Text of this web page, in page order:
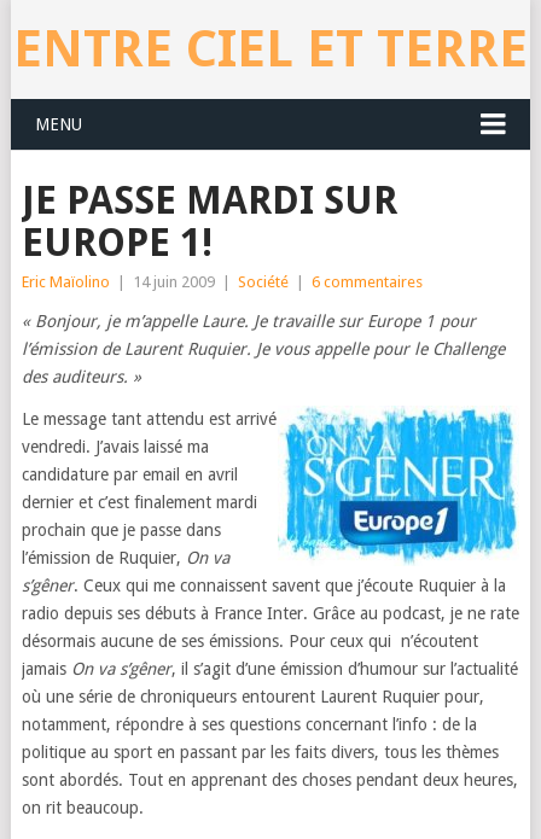
ENTRE CIEL ET TERRE
MENU
JE PASSE MARDI SUR
EUROPE 1!
Eric Maïolino 14 juin 2009 Société 6 commentaires
« Bonjour, je m’appelle Laure. Je travaille sur Europe 1 pour
l’émission de Laurent Ruquier. Je vous appelle pour le Challenge
des auditeurs. »
Le message tant attendu est arrivé
vendredi. J’avais laissé ma
candidature par email en avril
dernier et c’est finalement mardi
prochain que je passe dans
l’émission de Ruquier, On va
s’gêner. Ceux qui me connaissent savent que j’écoute Ruquier à la
radio depuis ses débuts à France Inter. Grâce au podcast, je ne rate
désormais aucune de ses émissions. Pour ceux qui n’écoutent
jamais On va s’gêner, il s’agit d’une émission d’humour sur l’actualité
où une série de chroniqueurs entourent Laurent Ruquier pour,
notamment, répondre à ses questions concernant l’info : de la
politique au sport en passant par les faits divers, tous les thèmes
sont abordés. Tout en apprenant des choses pendant deux heures,
on rit beaucoup.